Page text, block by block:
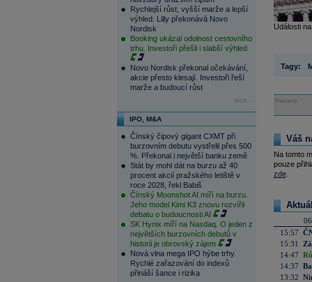
Rychlejší růst, vyšší marže a lepší
výhled. Lilly překonává Novo
Nordisk
Booking ukázal odolnost cestovního
trhu. Investoři přešli i slabší výhled
Novo Nordisk překonal očekávání,
akcie přesto klesají. Investoři řeší
marže a budoucí růst
více...
IPO, M&A
Čínský čipový gigant CXMT při
burzovním debutu vystřelil přes 500
%. Překonal i největší banku země
Stát by mohl dát na burzu až 40
procent akcií pražského letiště v
roce 2028, řekl Babiš
Čínský Moonshot AI míří na burzu.
Jeho model Kimi K3 znovu rozvířil
debatu o budoucnosti AI
SK Hynix míří na Nasdaq. O jeden z
největších burzovních debutů v
historii je obrovský zájem
Nová vlna mega IPO hýbe trhy.
Rychlé zařazování do indexů
přináší šance i rizika
Události
Tagy:
Reklama
Váš
Na tomto
pouze
zde.
15:57
15:31
14:47
14:37
13:32